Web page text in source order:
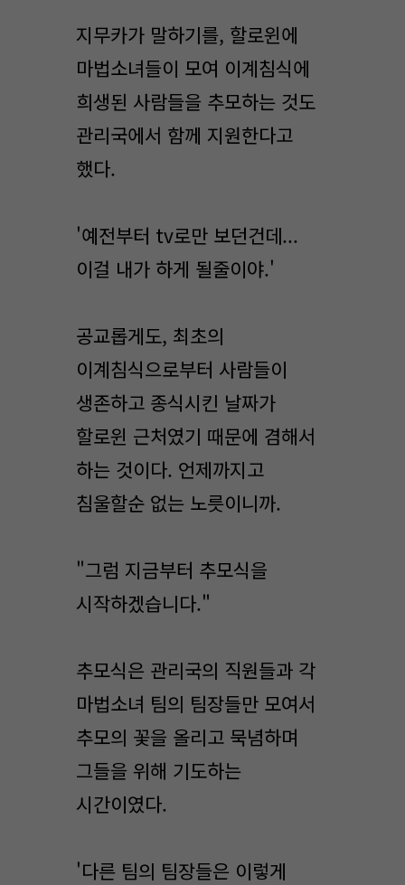
지무카가 말하기를, 할로윈에
마법소녀들이 모여 이계침식에
희생된 사람들을 추모하는 것도
관리국에서 함께 지원한다고
했다.
'예전부터 tv로만 보던건데...
이걸 내가 하게 될줄이야.'
공교롭게도, 최초의
이계침식으로부터 사람들이
생존하고 종식시킨 날짜가
할로윈 근처였기 때문에 겸해서
하는 것이다. 언제까지고
침울할순 없는 노릇이니까.
"그럼 지금부터 추모식을
시작하겠습니다."
추모식은 관리국의 직원들과 각
마법소녀 팀의 팀장들만 모여서
추모의 꽃을 올리고 묵념하며
그들을 위해 기도하는
시간이였다.
'다른 팀의 팀장들은 이렇게